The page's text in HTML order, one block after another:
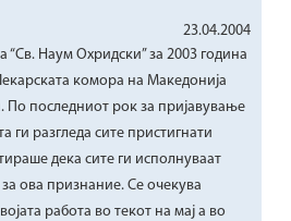
23.04.2004
“Св. Наум Охридски” за 2003 година
комора на Македонија
По последниот рок за пријавување
ги разгледа сите пристигнати
дека сите ги исполнуваат
ова признание. Се очекува
работа во текот на мај а во